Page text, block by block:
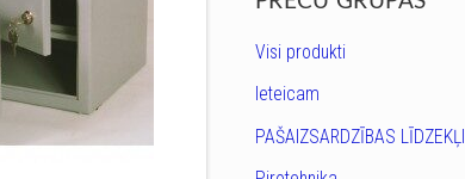
Visi produkti
Ieteicam
PAŠAIZSARDZĪBAS LĪDZEKĻI